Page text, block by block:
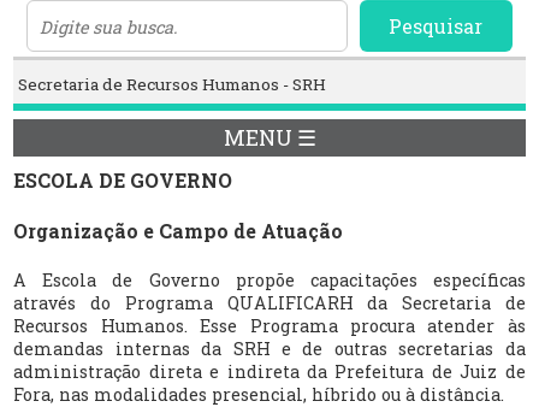
Pesquisar
Secretaria de Recursos Humanos - SRH
MENU ☰
ESCOLA DE GOVERNO
Organização e Campo de Atuação
A Escola de Governo propõe capacitações específicas
através do Programa QUALIFICARH da Secretaria de
Recursos Humanos. Esse Programa procura atender às
demandas internas da SRH e de outras secretarias da
administração direta e indireta da Prefeitura de Juiz de
Fora, nas modalidades presencial, híbrido ou à distância.